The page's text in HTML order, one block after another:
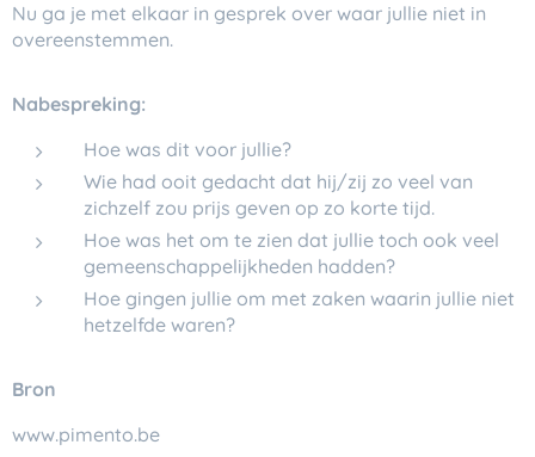
Nu ga je met elkaar in gesprek over waar jullie niet in
overeenstemmen.
Nabespreking:
Hoe was dit voor jullie?
Wie had ooit gedacht dat hij/zij zo veel van
zichzelf zou prijs geven op zo korte tijd.
Hoe was het om te zien dat jullie toch ook veel
gemeenschappelijkheden hadden?
Hoe gingen jullie om met zaken waarin jullie niet
hetzelfde waren?
Bron
www.pimento.be